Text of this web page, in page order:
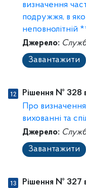
визначення
подружжя, в
неповнолітній
Джерело:
Завантажити
Рішення № 328
Про
вихованні та
Джерело:
Завантажити
Рішення № 327